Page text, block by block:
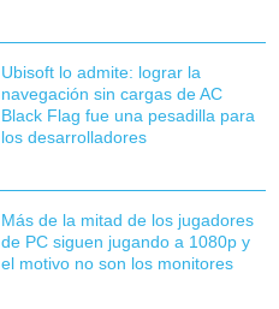
Ubisoft lo admite: lograr la
navegación sin cargas de AC
Black Flag fue una pesadilla para
los desarrolladores
Más de la mitad de los jugadores
de PC siguen jugando a 1080p y
el motivo no son los monitores